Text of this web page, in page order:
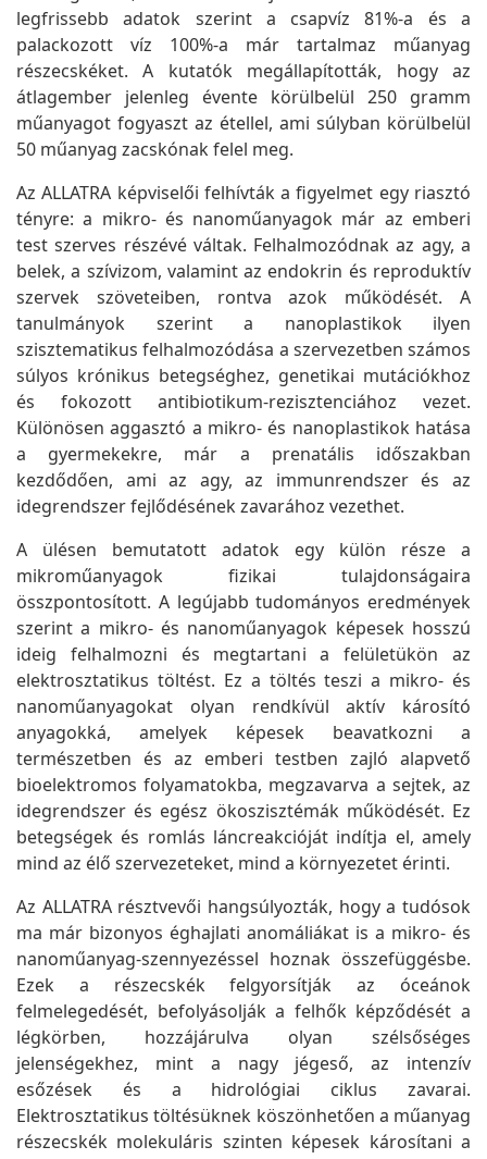
legfrissebb adatok szerint a csapvíz 81%-a és a
palackozott víz 100%-a már tartalmaz műanyag
részecskéket. A kutatók megállapították, hogy az
átlagember jelenleg évente körülbelül 250 gramm
műanyagot fogyaszt az étellel, ami súlyban körülbelül
50 műanyag zacskónak felel meg.
Az ALLATRA képviselői felhívták a figyelmet egy riasztó
tényre: a mikro- és nanoműanyagok már az emberi
test szerves részévé váltak. Felhalmozódnak az agy, a
belek, a szívizom, valamint az endokrin és reproduktív
szervek szöveteiben, rontva azok működését. A
tanulmányok szerint a nanoplastikok ilyen
szisztematikus felhalmozódása a szervezetben számos
súlyos krónikus betegséghez, genetikai mutációkhoz
és fokozott antibiotikum-rezisztenciához vezet.
Különösen aggasztó a mikro- és nanoplastikok hatása
a gyermekekre, már a prenatális időszakban
kezdődően, ami az agy, az immunrendszer és az
idegrendszer fejlődésének zavarához vezethet.
A ülésen bemutatott adatok egy külön része a
mikroműanyagok fizikai tulajdonságaira
összpontosított. A legújabb tudományos eredmények
szerint a mikro- és nanoműanyagok képesek hosszú
ideig felhalmozni és megtartani a felületükön az
elektrosztatikus töltést. Ez a töltés teszi a mikro- és
nanoműanyagokat olyan rendkívül aktív károsító
anyagokká, amelyek képesek beavatkozni a
természetben és az emberi testben zajló alapvető
bioelektromos folyamatokba, megzavarva a sejtek, az
idegrendszer és egész ökoszisztémák működését. Ez
betegségek és romlás láncreakcióját indítja el, amely
mind az élő szervezeteket, mind a környezetet érinti.
Az ALLATRA résztvevői hangsúlyozták, hogy a tudósok
ma már bizonyos éghajlati anomáliákat is a mikro- és
nanoműanyag-szennyezéssel hoznak összefüggésbe.
Ezek a részecskék felgyorsítják az óceánok
felmelegedését, befolyásolják a felhők képződését a
légkörben, hozzájárulva olyan szélsőséges
jelenségekhez, mint a nagy jégeső, az intenzív
esőzések és a hidrológiai ciklus zavarai.
Elektrosztatikus töltésüknek köszönhetően a műanyag
részecskék molekuláris szinten képesek károsítani a